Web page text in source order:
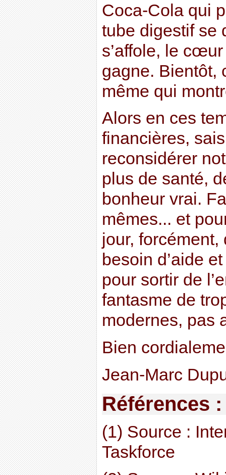
Coca-Cola qui
tube digestif se
s’affole, le cœur
gagne. Bientôt,
même qui
Alors en ces
financières,
reconsidérer
plus de santé,
bonheur vrai.
mêmes... et
jour,
besoin d’aide
pour sortir de
fantasme de
modernes, pas
Bien
Jean-Marc
Références :
(1) Source :
Taskforce